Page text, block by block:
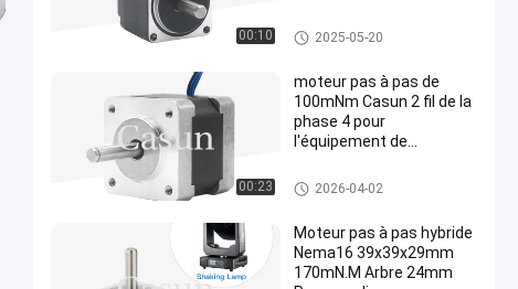
00:10
moteur pas à pas de la NEMA
11
2025-05-20
00:23
moteur pas à pas de
100mNm Casun 2 fil de la
phase 4 pour
l'équipement de
Moteur pas à pas de la NEMA
14
2026-04-02
Moteur pas à pas hybride
Nema16 39x39x29mm
170mN.M Arbre 24mm